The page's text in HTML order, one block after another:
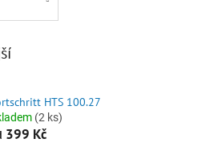
HTS 100.27
(2 ks)
399 Kč